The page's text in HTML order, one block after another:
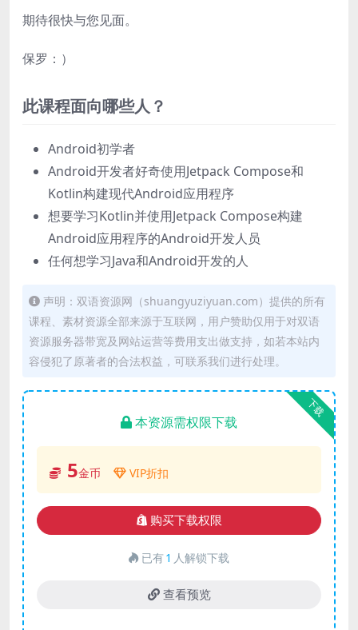
期待很快与您见面。
保罗：）
此课程面向哪些人？
Android初学者
Android开发者好奇使用Jetpack Compose和
Kotlin构建现代Android应用程序
想要学习Kotlin并使用Jetpack Compose构建
Android应用程序的Android开发人员
任何想学习Java和Android开发的人
声明：双语资源网（shuangyuziyuan.com）提供的所有
课程、素材资源全部来源于互联网，用户赞助仅用于对双语
资源服务器带宽及网站运营等费用支出做支持，如若本站内
容侵犯了原著者的合法权益，可联系我们进行处理。
下载
本资源需权限下载
5金币 VIP折扣
购买下载权限
已有1 人解锁下载
查看预览